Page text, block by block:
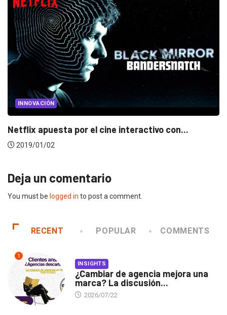
INNOVACIÓN
Netflix apuesta por el cine interactivo con...
2019/01/02
Deja un comentario
You must be logged in to post a comment.
RECENT POPULAR COMMENTS
1
INSIGHTS
¿Cambiar de agencia mejora una
marca? La discusión...
2026/07/22